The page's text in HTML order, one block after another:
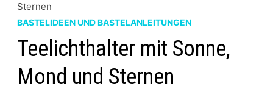
Sternen
BASTELIDEEN UND BASTELANLEITUNGEN
Teelichthalter mit Sonne,
Mond und Sternen